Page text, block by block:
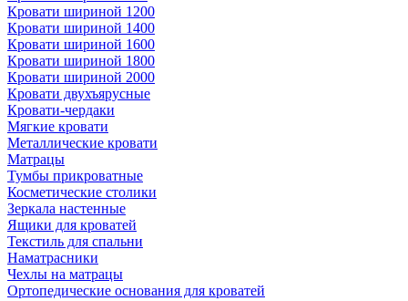
Кровати шириной 1200
Кровати шириной 1400
Кровати шириной 1600
Кровати шириной 1800
Кровати шириной 2000
Кровати двухъярусные
Кровати-чердаки
Мягкие кровати
Металлические кровати
Матрацы
Тумбы прикроватные
Косметические столики
Зеркала настенные
Ящики для кроватей
Текстиль для спальни
Наматрасники
Чехлы на матрацы
Ортопедические основания для кроватей